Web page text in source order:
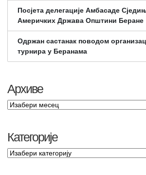
Посјета делегације Амбасаде
Америчких Држава Општини Беране
Одржан састанак поводом
турнира у Беранама
Архиве
Категорије